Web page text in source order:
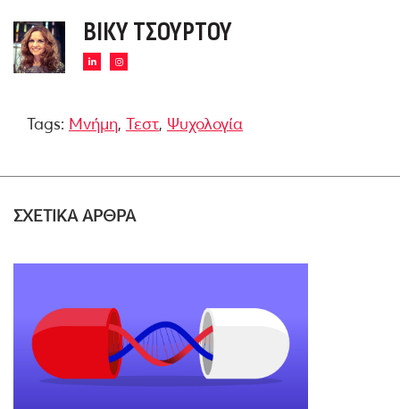
ΒΊΚΥ ΤΣΟΎΡΤΟΥ
Tags: Μνήμη, Τεστ, Ψυχολογία
ΣΧΕΤΙΚΑ ΑΡΘΡΑ